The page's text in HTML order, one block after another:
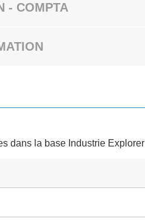
- COMPTA
dans la base Industrie Explorer